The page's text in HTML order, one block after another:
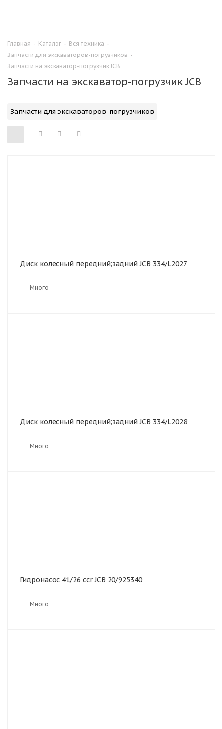
Главная - Каталог - Вся техника -
Запчасти для экскаваторов-погрузчиков -
Запчасти на экскаватор-погрузчик JCB
Запчасти на экскаватор-погрузчик JCB
Запчасти для экскаваторов-погрузчиков
Диск колесный передний;задний JCB 334/L2027
Много
Диск колесный передний;задний JCB 334/L2028
Много
Гидронасос 41/26 ccr JCB 20/925340
Много